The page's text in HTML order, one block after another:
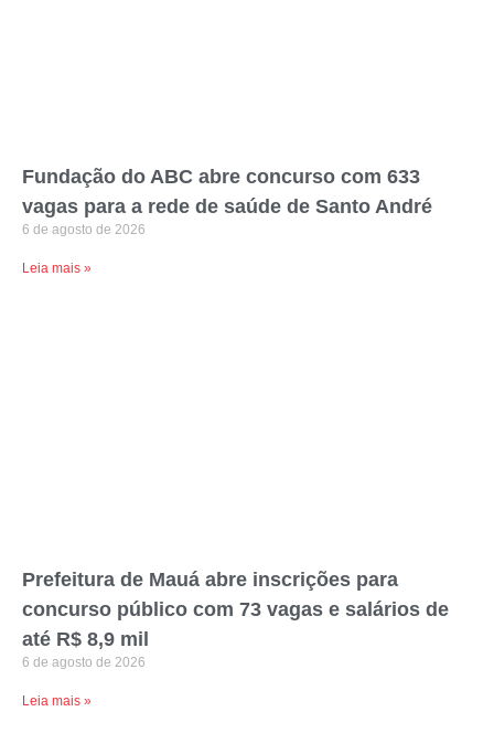
Fundação do ABC abre concurso com 633
vagas para a rede de saúde de Santo André
6 de agosto de 2026
Leia mais »
Prefeitura de Mauá abre inscrições para
concurso público com 73 vagas e salários de
até R$ 8,9 mil
6 de agosto de 2026
Leia mais »